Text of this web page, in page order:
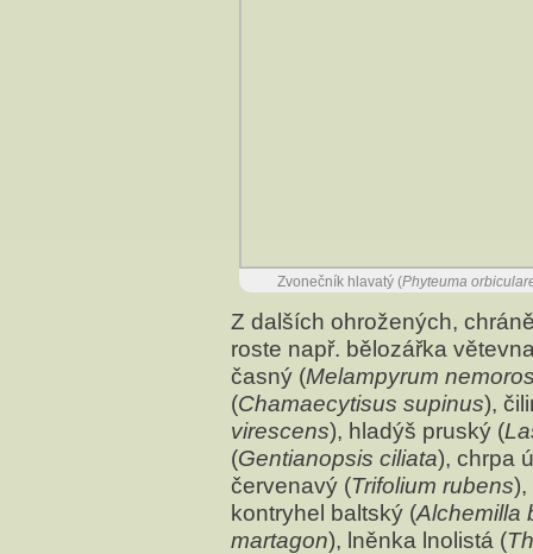
Zvonečník hlavatý (Phyteuma
Z dalších ohrožených,
roste např. bělozářka
časný (Melampyrum
(Chamaecytisus supinus),
virescens), hladýš pruský (
(Gentianopsis ciliata), chrpa
červenavý (Trifolium rubens),
kontryhel baltský (Alchemilla
martagon), lněnka lnolistá (